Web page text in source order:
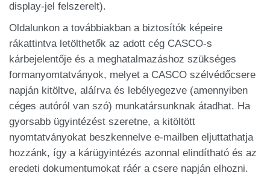
display-jel felszerelt).
Oldalunkon a továbbiakban a biztosítók képeire
rákattintva letölthetők az adott cég CASCO-s
kárbejelentője és a meghatalmazáshoz szükséges
formanyomtatványok, melyet a CASCO szélvédőcsere
napján kitöltve, aláírva és lebélyegezve (amennyiben
céges autóról van szó) munkatársunknak átadhat. Ha
gyorsabb ügyintézést szeretne, a kitöltött
nyomtatványokat beszkennelve e-mailben eljuttathatja
hozzánk, így a kárügyintézés azonnal elindítható és az
eredeti dokumentumokat ráér a csere napján elhozni.